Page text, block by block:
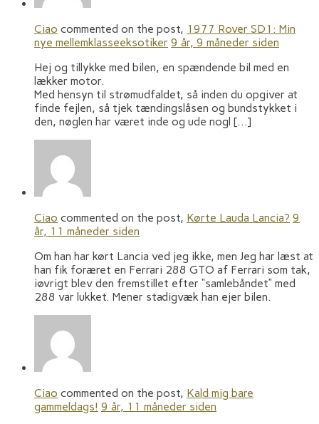
Ciao commented on the post, 1977 Rover SD1: Min
nye mellemklasseeksotiker 9 år, 9 måneder siden
Hej og tillykke med bilen, en spændende bil med en
lækker motor.
Med hensyn til strømudfaldet, så inden du opgiver at
finde fejlen, så tjek tændingslåsen og bundstykket i
den, nøglen har været inde og ude nogl […]
Ciao commented on the post, Kørte Lauda Lancia? 9
år, 11 måneder siden
Om han har kørt Lancia ved jeg ikke, men Jeg har læst at
han fik foræret en Ferrari 288 GTO af Ferrari som tak,
iøvrigt blev den fremstillet efter “samlebåndet” med
288 var lukket. Mener stadigvæk han ejer bilen.
Ciao commented on the post, Kald mig bare
gammeldags! 9 år, 11 måneder siden